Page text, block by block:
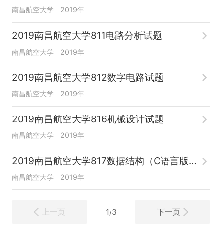
南昌航空大学 2019年
2019南昌航空大学811电路分析试题
南昌航空大学 2019年
2019南昌航空大学812数字电路试题
南昌航空大学 2019年
2019南昌航空大学816机械设计试题
南昌航空大学 2019年
2019南昌航空大学817数据结构（C语言版）试题
南昌航空大学 2019年
上一页 1/3 下一页